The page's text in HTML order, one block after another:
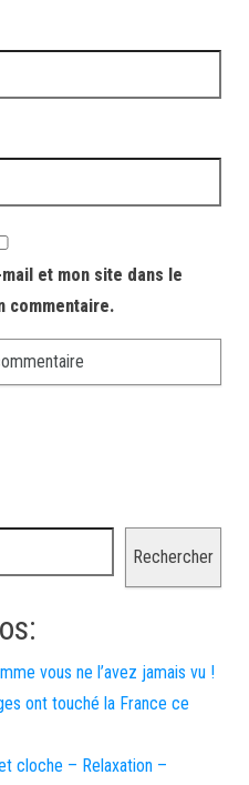
et mon site dans le
commentaire.
Rechercher
vous ne l’avez jamais vu !
ont touché la France ce
cloche – Relaxation –